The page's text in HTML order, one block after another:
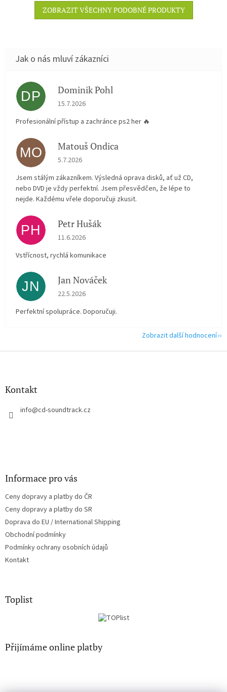
ZOBRAZIT VŠECHNY PODOBNÉ PRODUKTY
DP Dominik Pohl
Hodnocení obchodu je 5 z 5 hvězdiček.
15.7.2026
Profesionální přístup a zachránce ps2 her 🔥
MO Matouš Ondica
Hodnocení obchodu je 5 z 5 hvězdiček.
5.7.2026
Jsem stálým zákazníkem. Výsledná oprava disků, ať už CD,
nebo DVD je vždy perfektní. Jsem přesvědčen, že lépe to
nejde. Každému vřele doporučuji zkusit.
PH Petr Hušák
Hodnocení obchodu je 5 z 5 hvězdiček.
11.6.2026
Vstřícnost, rychlá komunikace
JN Jan Nováček
Hodnocení obchodu je 5 z 5 hvězdiček.
22.5.2026
Perfektní spolupráce. Doporučuji.
Zobrazit další hodnocení
Z
Kontakt
info@cd-soundtrack.cz
Informace pro vás
Ceny dopravy a platby do ČR
Ceny dopravy a platby do SR
Doprava do EU / International Shipping
Obchodní podmínky
Podmínky ochrany osobních údajů
Kontakt
Toplist
Přijímáme online platby